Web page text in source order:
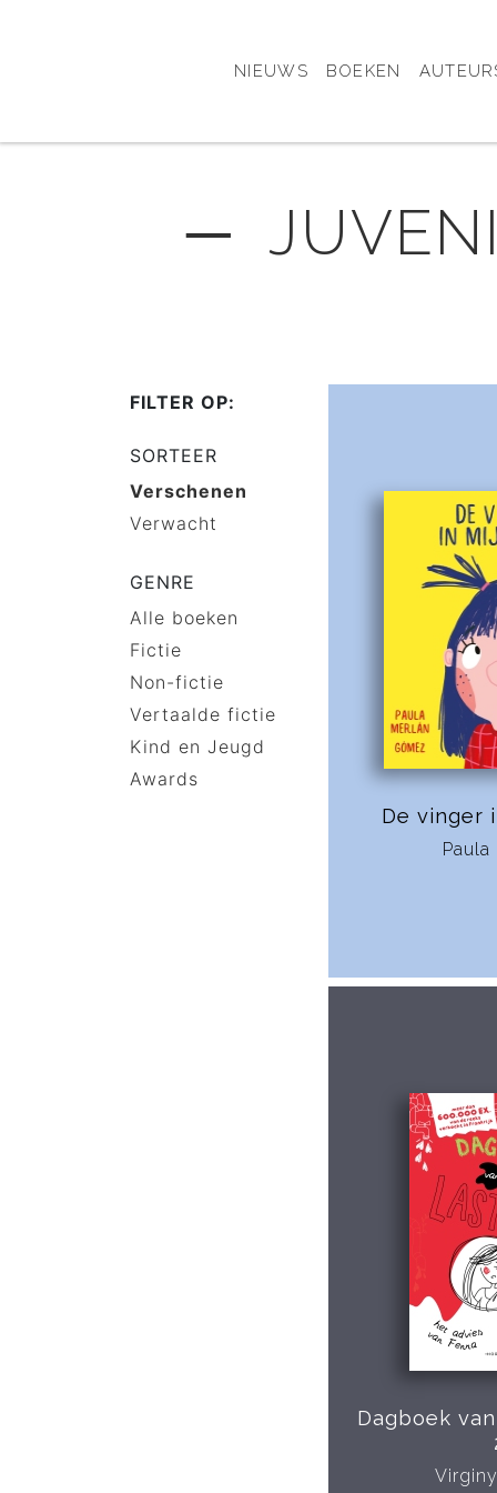
NIEUWS BOEKEN
─
FILTER OP:
SORTEER
Verschenen
Verwacht
GENRE
Alle boeken
Fictie
Non-fictie
Vertaalde fictie
Kind en Jeugd
Awards
De vinger
Paula
Dagboek